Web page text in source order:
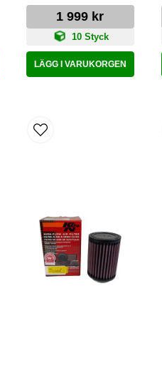
1 999 kr
10 Styck
LÄGG I VARUKORGEN